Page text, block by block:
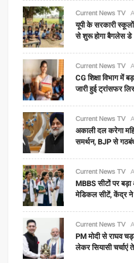
Current News TV
यूपी के सरकारी
से शुरू होगा बैगलेस डे
Current News TV
CG शिक्षा विभाग में
जारी हुई ट्रांसफर
Current News TV
अकाली दल करेगा
समर्थन, BJP से
Current News TV
MBBS सीटों पर
मेडिकल सीटें, केंद्र ने
Current News TV
PM मोदी से राघव
लेकर सियासी चर्चाएं